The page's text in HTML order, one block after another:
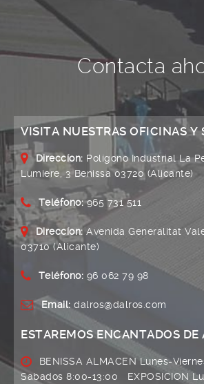
Contacta
VISITA NUESTRAS OFICINAS Y
Direccíon: Polígono Industrial La
Lumiere, 3 Benissa 03720 (Alicante)
Teléfono:965 731 511
Direccíon: Avenida Generalitat
03710 (Alicante)
Teléfono: 96 062 79 98
Email: dalros@dalros.com
ESTAREMOS ENCANTADOS DE
BENISSA ALMACEN Lunes-
Sabados 8:00-13:00 EXPOSICION